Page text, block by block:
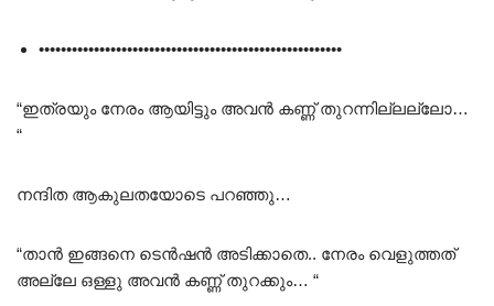
•••••••••••••••••••••••••••••••••••••••••••••••••••••••
“ഇത്രയും നേരം ആയിട്ടും അവൻ കണ്ണ് തുറന്നില്ലല്ലോ…
“
നന്ദിത ആകുലതയോടെ പറഞ്ഞു…
“താൻ ഇങ്ങനെ ടെൻഷൻ അടിക്കാതെ.. നേരം വെളുത്തത്
അല്ലേ ഒള്ളു അവൻ കണ്ണ് തുറക്കും… “